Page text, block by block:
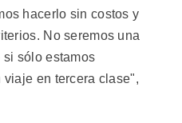
hacerlo sin costos y
No seremos una
sólo estamos
en tercera clase",